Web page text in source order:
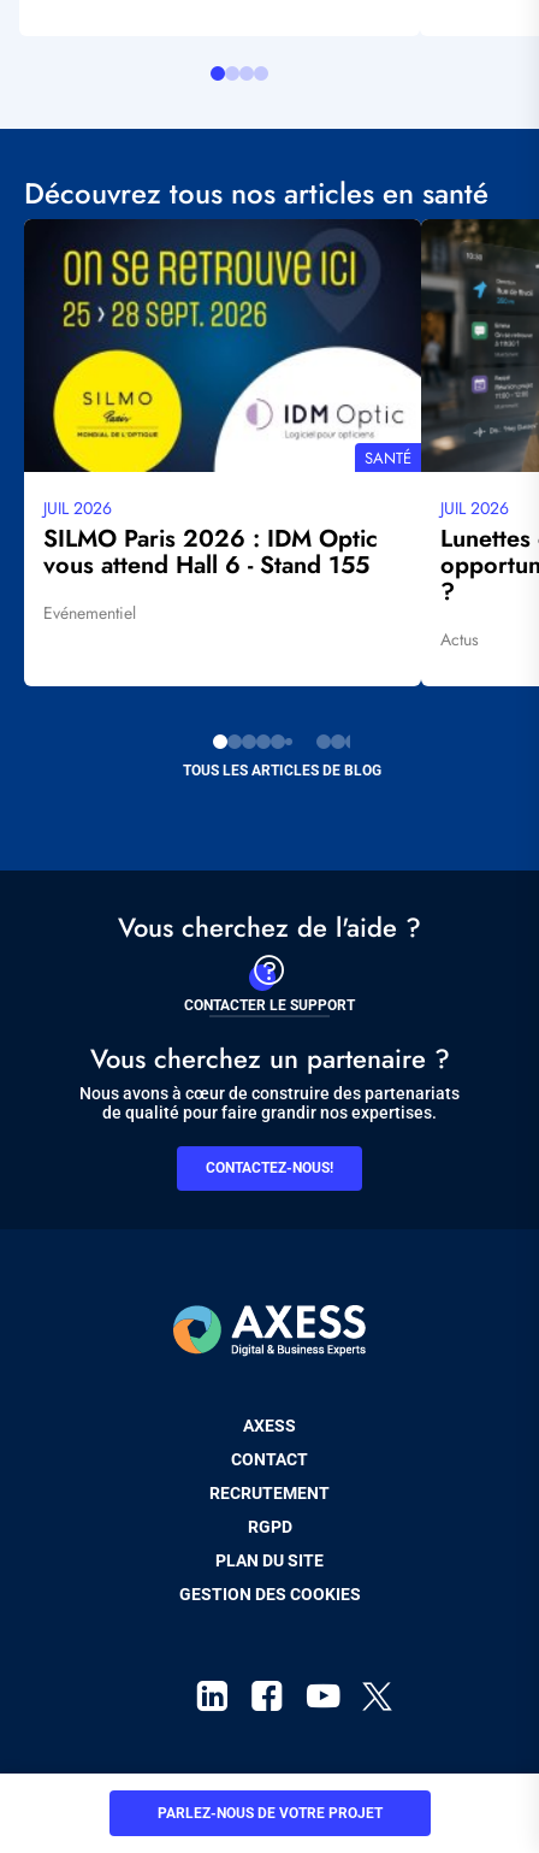
Découvrez tous nos articles en santé
TOUS LES ARTICLES DE BLOG
Visuel
principal
THÉMATIQUE
SANTÉ
Date
mise
à
jour
JUIL 2026
SILMO Paris 2026 : IDM Optic
vous attend Hall 6 - Stand 155
Tags
Evénementiel
Visuel
principal
Date
mise
à
jour
JUIL 2026
?
Tags
Actus
PARLEZ-NOUS DE VOTRE PROJET
Vous cherchez de l'aide ?
CONTACTER LE SUPPORT
Vous cherchez un partenaire ?
Nous avons à cœur de construire des partenariats
de qualité pour faire grandir nos expertises.
CONTACTEZ-NOUS!
AXESS
CONTACT
RECRUTEMENT
RGPD
PLAN DU SITE
GESTION DES COOKIES